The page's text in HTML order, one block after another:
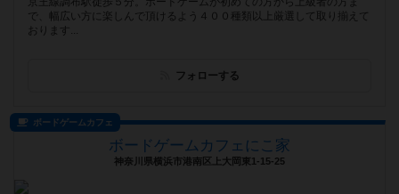
で、幅広い方に楽しんで頂けるよう４００種類以上厳選して取り揃えて
おります...
フォローする
ボードゲームカフェ
ボードゲームカフェにこ家
神奈川県横浜市港南区上大岡東1-15-25